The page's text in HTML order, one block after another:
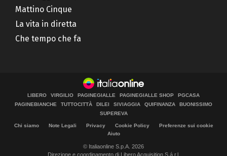
Mattino Cinque
La vita in diretta
Che tempo che fa
LIBERO VIRGILIO PAGINEGIALLE PAGINEGIALLE SHOP
PGCASA
PAGINEBIANCHE
TUTTOCITTÀ DILEI SIVIAGGIA QUIFINANZA
BUONISSIMO
SUPEREVA
Chi siamo Note Legali Privacy Cookie Policy
Preferenze sui cookie
Aiuto
© Italiaonline S.p.A. 2026
Direzione e coordinamento di Libero Acquisition S.á r.l.